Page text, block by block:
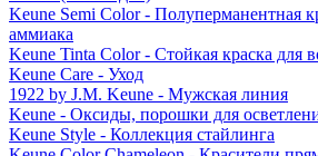
Keune Semi Color - Полуперманентная
аммиака
Keune Tinta Color - Стойкая краска для
Keune Care - Уход
1922 by J.M. Keune - Мужская линия
Keune - Оксиды, порошки для
Keune Style - Коллекция стайлинга